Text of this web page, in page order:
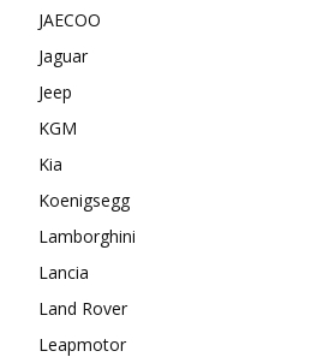
JAECOO
Jaguar
Jeep
KGM
Kia
Koenigsegg
Lamborghini
Lancia
Land Rover
Leapmotor